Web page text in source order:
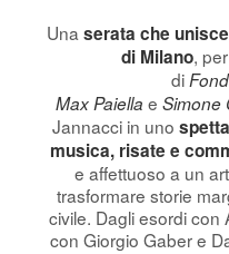
Unaserata che
di Milano,
di
Max Paiella eSimone
Jannacci in uno
musica, risate e
e affettuoso a un
trasformare storie
civile. Dagli esordi con
con Giorgio Gaber e